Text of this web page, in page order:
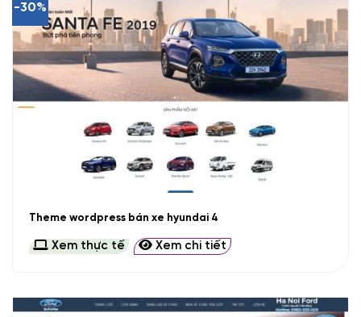
-30%
Theme wordpress bán xe hyundai 4
Xem thực tế Xem chi tiết